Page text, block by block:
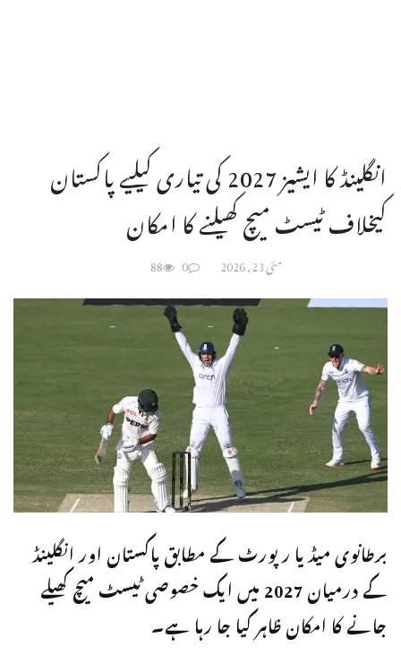
انگلینڈ کا ایشیز 2027 کی تیاری کیلیے پاکستان
کیخلاف ٹیسٹ میچ کھیلنے کا امکان
مئی 23, 2026 0
88
برطانوی میڈیا رپورٹ کے مطابق پاکستان اور انگلینڈ
کے درمیان 2027 میں ایک خصوصی ٹیسٹ میچ کھیلے
جانے کا امکان ظاہر کیا جا رہا ہے۔